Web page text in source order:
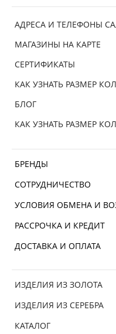
АДРЕСА И ТЕЛЕФОНЫ
МАГАЗИНЫ НА КАРТЕ
СЕРТИФИКАТЫ
КАК УЗНАТЬ РАЗМЕР
БЛОГ
КАК УЗНАТЬ РАЗМЕР
БРЕНДЫ
СОТРУДНИЧЕСТВО
УСЛОВИЯ ОБМЕНА И
РАССРОЧКА И КРЕДИТ
ДОСТАВКА И ОПЛАТА
ИЗДЕЛИЯ ИЗ ЗОЛОТА
ИЗДЕЛИЯ ИЗ СЕРЕБРА
КАТАЛОГ